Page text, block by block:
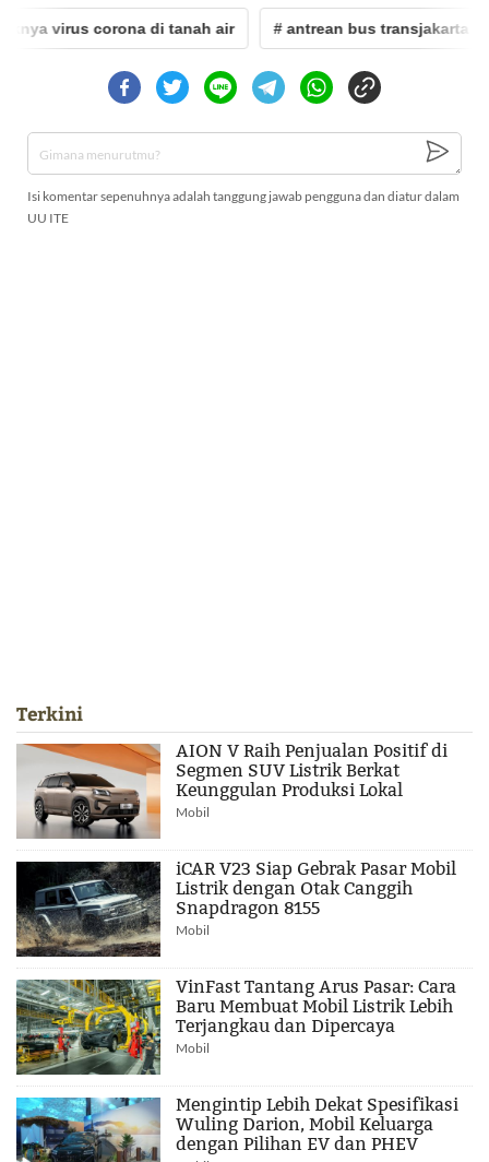
virus corona di tanah air # antrean bus transjakarta
Isi komentar sepenuhnya adalah tanggung jawab pengguna dan diatur dalam
UU ITE
Terkini
AION V Raih Penjualan Positif di
Segmen SUV Listrik Berkat
Keunggulan Produksi Lokal
Mobil
iCAR V23 Siap Gebrak Pasar Mobil
Listrik dengan Otak Canggih
Snapdragon 8155
Mobil
VinFast Tantang Arus Pasar: Cara
Baru Membuat Mobil Listrik Lebih
Terjangkau dan Dipercaya
Mobil
Mengintip Lebih Dekat Spesifikasi
Wuling Darion, Mobil Keluarga
dengan Pilihan EV dan PHEV